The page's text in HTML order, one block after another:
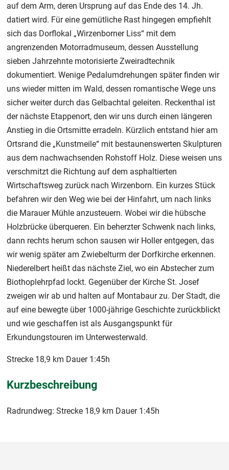
auf dem Arm, deren Ursprung auf das Ende des 14. Jh.
datiert wird. Für eine gemütliche Rast hingegen empfiehlt
sich das Dorflokal „Wirzenborner Liss“ mit dem
angrenzenden Motorradmuseum, dessen Ausstellung
sieben Jahrzehnte motorisierte Zweiradtechnik
dokumentiert. Wenige Pedalumdrehungen später finden wir
uns wieder mitten im Wald, dessen romantische Wege uns
sicher weiter durch das Gelbachtal geleiten. Reckenthal ist
der nächste Etappenort, den wir uns durch einen längeren
Anstieg in die Ortsmitte erradeln. Kürzlich entstand hier am
Ortsrand die „Kunstmeile“ mit bestaunenswerten Skulpturen
aus dem nachwachsenden Rohstoff Holz. Diese weisen uns
verschmitzt die Richtung auf dem asphaltierten
Wirtschaftsweg zurück nach Wirzenborn. Ein kurzes Stück
befahren wir den Weg wie bei der Hinfahrt, um nach links
die Marauer Mühle anzusteuern. Wobei wir die hübsche
Holzbrücke überqueren. Ein beherzter Schwenk nach links,
dann rechts herum schon sausen wir Holler entgegen, das
wir wenig später am Zwiebelturm der Dorfkirche erkennen.
Niederelbert heißt das nächste Ziel, wo ein Abstecher zum
Biothoplehrpfad lockt. Gegenüber der Kirche St. Josef
zweigen wir ab und halten auf Montabaur zu. Der Stadt, die
auf eine bewegte über 1000-jährige Geschichte zurückblickt
und wie geschaffen ist als Ausgangspunkt für
Erkundungstouren im Unterwesterwald.
Strecke 18,9 km Dauer 1:45h
Kurzbeschreibung
Radrundweg: Strecke 18,9 km Dauer 1:45h